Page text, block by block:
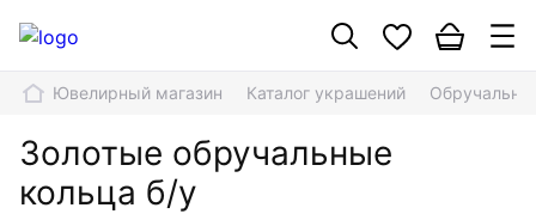
Ювелирный магазин Каталог украшений
Золотые обручальные
кольца б/у